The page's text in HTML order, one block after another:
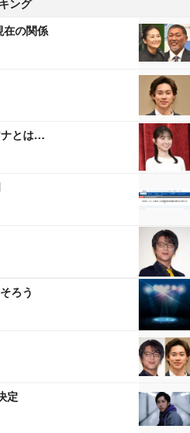
ング
在の関係
ナとは…
ろう
定